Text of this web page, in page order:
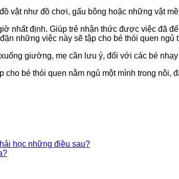
vật như đồ chơi, gấu bông hoặc những vật
nhất định. Giúp trẻ nhận thức được việc đã
những việc này sẽ tập cho bé thói quen ngủ
giường, mẹ cần lưu ý, đối với các bé
cho bé thói quen nằm ngủ một mình trong nôi,
học những điều sau?